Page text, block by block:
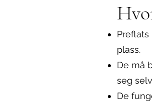
plass.
De må
seg
De